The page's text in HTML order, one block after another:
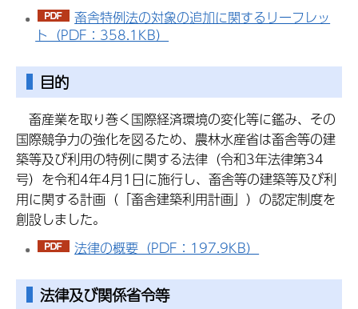
畜舎特例法の対象の追加に関するリーフレッ
ト（PDF：358.1KB）
目的
畜産業を取り巻く国際経済環境の変化等に鑑み、その
国際競争力の強化を図るため、農林水産省は畜舎等の建
築等及び利用の特例に関する法律（令和3年法律第34
号）を令和4年4月1日に施行し、畜舎等の建築等及び利
用に関する計画（「畜舎建築利用計画」）の認定制度を
創設しました。
法律の概要（PDF：197.9KB）
法律及び関係省令等